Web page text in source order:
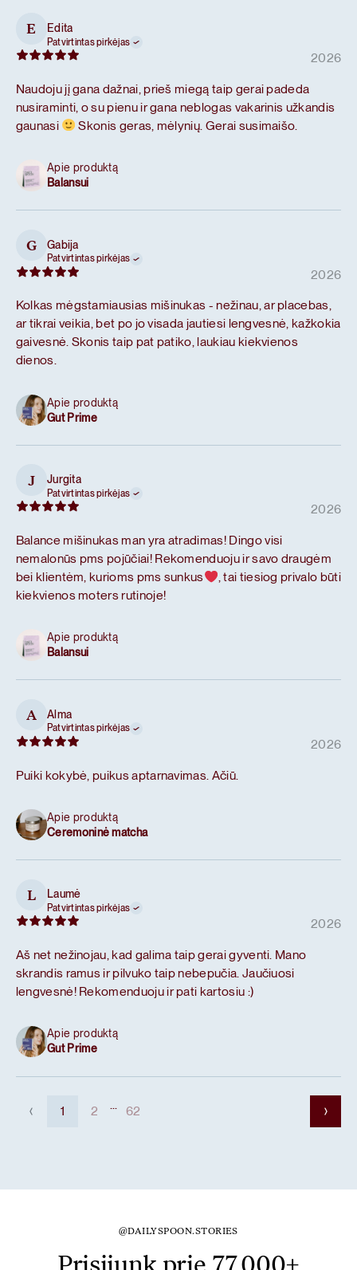
E Edita
Patvirtintas pirkėjas
2026
Naudoju jį gana dažnai, prieš miegą taip gerai padeda
nusiraminti, o su pienu ir gana neblogas vakarinis užkandis
gaunasi
Skonis geras, mėlynių. Gerai susimaišo.
Apie produktą
Balansui
G Gabija
Patvirtintas pirkėjas
2026
Kolkas mėgstamiausias mišinukas - nežinau, ar placebas,
ar tikrai veikia, bet po jo visada jautiesi lengvesnė, kažkokia
gaivesnė. Skonis taip pat patiko, laukiau kiekvienos
dienos.
Apie produktą
Gut Prime
J Jurgita
Patvirtintas pirkėjas
2026
Balance mišinukas man yra atradimas! Dingo visi
nemalonūs pms pojūčiai! Rekomenduoju ir savo draugėm
bei klientėm, kurioms pms sunkus
, tai tiesiog privalo būti
kiekvienos moters rutinoje!
Apie produktą
Balansui
A Alma
Patvirtintas pirkėjas
2026
Puiki kokybė, puikus aptarnavimas. Ačiū.
Apie produktą
Ceremoninė matcha
L Laumė
Patvirtintas pirkėjas
2026
Aš net nežinojau, kad galima taip gerai gyventi. Mano
skrandis ramus ir pilvuko taip nebepučia. Jaučiuosi
lengvesnė! Rekomenduoju ir pati kartosiu :)
Apie produktą
Gut Prime
1 2 ... 62
@DAILYSPOON.STORIES